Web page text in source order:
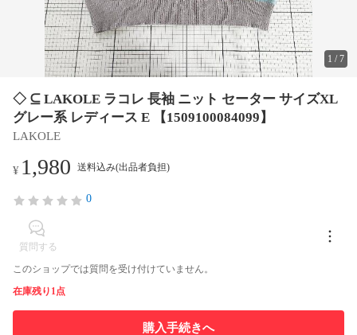
1 /7
◇ ⊆ LAKOLE ラコレ 長袖 ニット セーター サイズXL
グレー系 レディース E 【1509100084099】
LAKOLE
¥ 1,980 送料込み(出品者負担)
0
質問する
このショップでは質問を受け付けていません。
在庫残り1点
購入手続きへ